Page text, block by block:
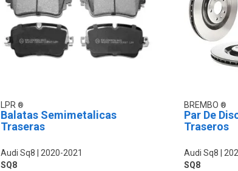
LPR
Balatas Semimetalicas
Traseras
Audi Sq8
2020-2021
SQ8
BREMBO
Par De
Traseros
Audi Sq8
SQ8